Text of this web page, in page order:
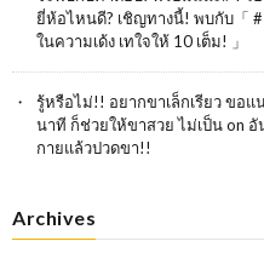
ยี่ห้อไหนดี? เชิญทางนี้! พบกับ「
ในความเด้ง เทใจให้ 10 เต็ม! 」
รู้หรือไม่!! อยากขาเล็กเรียว ขอแ
นาที ก็ช่วยให้ขาสวย ไม่เป็นon อั
กายแล้วปวดขา!!
Archives